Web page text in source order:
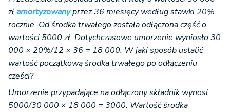
złamortyzowanyprzez 36 miesięcy według stawki 20%
rocznie. Od środka trwałego została odłączona część o
wartości 5000 zł. Dotychczasowe umorzenie wyniosło 30
000 × 20%/12 × 36 = 18 000. W jaki sposób ustalić
wartość początkową środka trwałego po odłączeniu
części?
Umorzenie przypadające na odłączony składnik wynosi
5000/30 000 × 18 000 = 3000. Wartość środka